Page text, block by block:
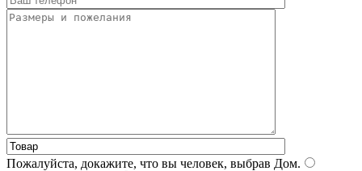
Пожалуйста, докажите, что вы человек, выбрав Дом.